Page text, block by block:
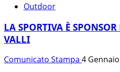
Outdoor
LA SPORTIVA È
VALLI
Comunicato Stampa 4